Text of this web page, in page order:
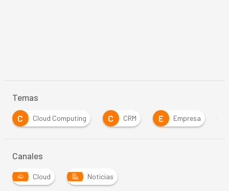
Temas
C
Cloud Computing C CRM E Empresa
Canales
Cloud Noticias